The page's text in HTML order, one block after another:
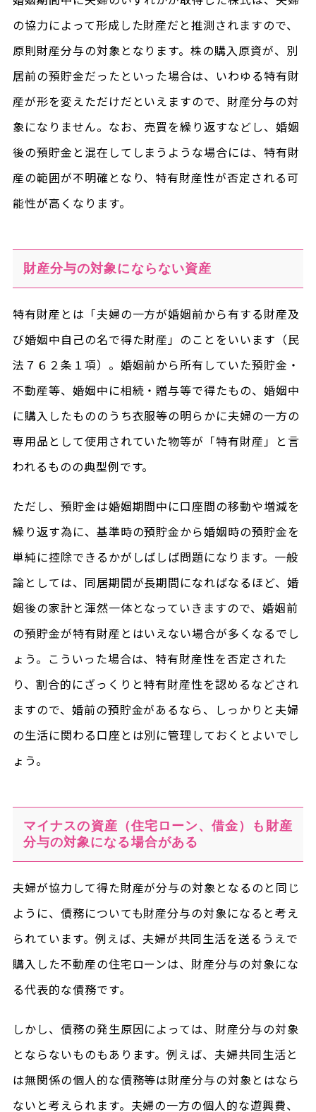
の協力によって形成した財産だと推測されますので、
原則財産分与の対象となります。株の購入原資が、別
居前の預貯金だったといった場合は、いわゆる特有財
産が形を変えただけだといえますので、財産分与の対
象になりません。なお、売買を繰り返すなどし、婚姻
後の預貯金と混在してしまうような場合には、特有財
産の範囲が不明確となり、特有財産性が否定される可
能性が高くなります。
財産分与の対象にならない資産
特有財産とは「夫婦の一方が婚姻前から有する財産及
び婚姻中自己の名で得た財産」のことをいいます（民
法７６２条１項）。婚姻前から所有していた預貯金・
不動産等、婚姻中に相続・贈与等で得たもの、婚姻中
に購入したもののうち衣服等の明らかに夫婦の一方の
専用品として使用されていた物等が「特有財産」と言
われるものの典型例です。
ただし、預貯金は婚姻期間中に口座間の移動や増減を
繰り返す為に、基準時の預貯金から婚姻時の預貯金を
単純に控除できるかがしばしば問題になります。一般
論としては、同居期間が長期間になればなるほど、婚
姻後の家計と渾然一体となっていきますので、婚姻前
の預貯金が特有財産とはいえない場合が多くなるでし
ょう。こういった場合は、特有財産性を否定された
り、割合的にざっくりと特有財産性を認めるなどされ
ますので、婚前の預貯金があるなら、しっかりと夫婦
の生活に関わる口座とは別に管理しておくとよいでし
ょう。
マイナスの資産（住宅ローン、借金）も財産
分与の対象になる場合がある
夫婦が協力して得た財産が分与の対象となるのと同じ
ように、債務についても財産分与の対象になると考え
られています。例えば、夫婦が共同生活を送るうえで
購入した不動産の住宅ローンは、財産分与の対象にな
る代表的な債務です。
しかし、債務の発生原因によっては、財産分与の対象
とならないものもあります。例えば、夫婦共同生活と
は無関係の個人的な債務等は財産分与の対象とはなら
ないと考えられます。夫婦の一方の個人的な遊興費、